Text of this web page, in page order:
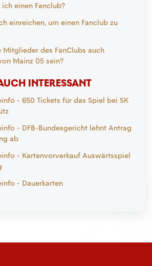
einen Fanclub?
einreichen, um einen Fanclub zu
Mitglieder des FanClubs auch
Mainz 05 sein?
INTERESSANT
- 650 Tickets für das Spiel bei SK
- DFB-Bundesgericht lehnt Antrag
ab
- Kartenvorverkauf Auswärtsspiel
- Dauerkarten